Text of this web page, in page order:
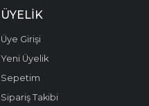
ÜYELIK
Üye Girişi
Yeni Üyelik
Sepetim
Sipariş Takibi